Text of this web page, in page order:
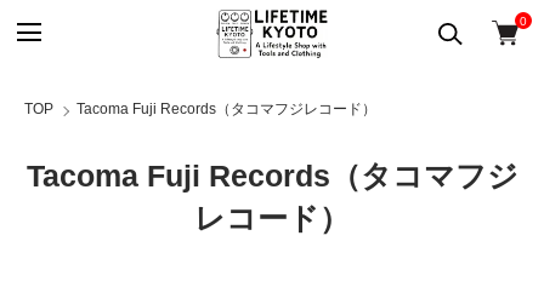
0
TOP Tacoma Fuji Records（タコマフジレコード）
Tacoma Fuji Records（タコマフジ
レコード）